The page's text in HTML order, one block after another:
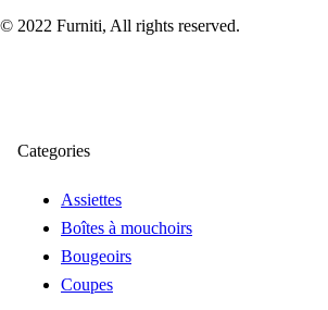
© 2022 Furniti, All rights reserved.
Categories
Assiettes
Boîtes à mouchoirs
Bougeoirs
Coupes